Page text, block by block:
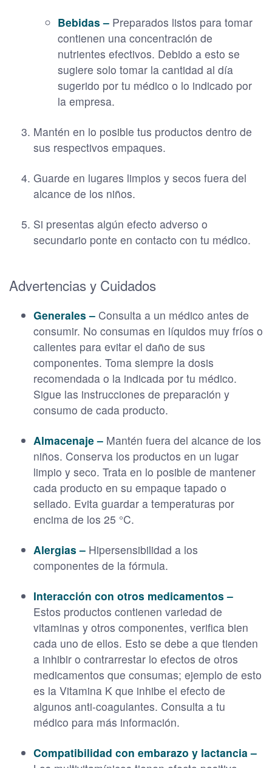
Bebidas – Preparados listos para tomar
contienen una concentración de
nutrientes efectivos. Debido a esto se
sugiere solo tomar la cantidad al día
sugerido por tu médico o lo indicado por
la empresa.
Mantén en lo posible tus productos dentro de
sus respectivos empaques.
Guarde en lugares limpios y secos fuera del
alcance de los niños.
Si presentas algún efecto adverso o
secundario ponte en contacto con tu médico.
Advertencias y Cuidados
Generales – Consulta a un médico antes de
consumir. No consumas en líquidos muy fríos o
calientes para evitar el daño de sus
componentes. Toma siempre la dosis
recomendada o la indicada por tu médico.
Sigue las instrucciones de preparación y
consumo de cada producto.
Almacenaje – Mantén fuera del alcance de los
niños. Conserva los productos en un lugar
limpio y seco. Trata en lo posible de mantener
cada producto en su empaque tapado o
sellado. Evita guardar a temperaturas por
encima de los 25 °C.
Alergias – Hipersensibilidad a los
componentes de la fórmula.
Interacción con otros medicamentos –
Estos productos contienen variedad de
vitaminas y otros componentes, verifica bien
cada uno de ellos. Esto se debe a que tienden
a inhibir o contrarrestar lo efectos de otros
medicamentos que consumas; ejemplo de esto
es la Vitamina K que inhibe el efecto de
algunos anti-coagulantes. Consulta a tu
médico para más información.
Compatibilidad con embarazo y lactancia –